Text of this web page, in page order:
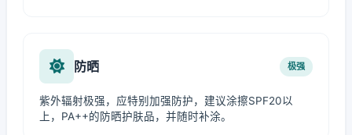
防晒 极强
紫外辐射极强，应特别加强防护，建议涂擦SPF20以
上，PA++的防晒护肤品，并随时补涂。